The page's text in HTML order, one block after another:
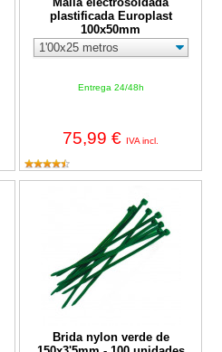
plastificada Europlast
100x50mm
Entrega 24/48h
75,99 € IVA incl.
Brida nylon verde de